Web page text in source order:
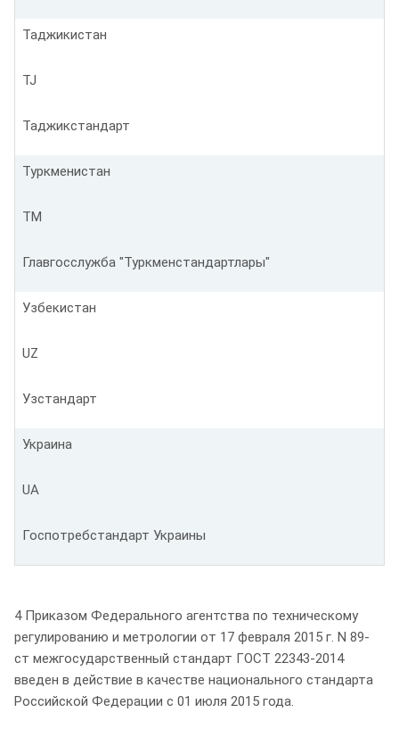
Таджикистан
TJ
Таджикстандарт
Туркменистан
TM
Главгосслужба "Туркменстандартлары"
Узбекистан
UZ
Узстандарт
Украина
UA
Госпотребстандарт Украины
4 Приказом Федерального агентства по техническому
регулированию и метрологии от 17 февраля 2015 г. N 89-
ст межгосударственный стандарт ГОСТ 22343-2014
введен в действие в качестве национального стандарта
Российской Федерации с 01 июля 2015 года.